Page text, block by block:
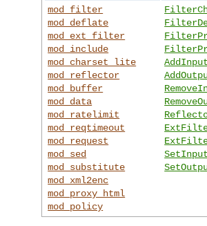
mod_filter
mod_deflate
mod_ext_filter
mod_include
mod_charset_lite
mod_reflector
mod_buffer
mod_data
mod_ratelimit
mod_reqtimeout
mod_request
mod_sed
mod_substitute
mod_xml2enc
mod_proxy_html
mod_policy